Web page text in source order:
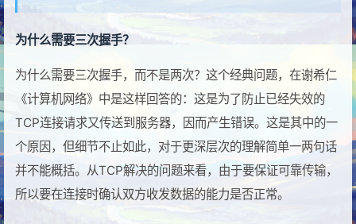
为什么需要三次握手？
为什么需要三次握手，而不是两次？这个经典问题，在谢希仁
《计算机网络》中是这样回答的：这是为了防止已经失效的
TCP连接请求又传送到服务器，因而产生错误。这是其中的一
个原因，但细节不止如此，对于更深层次的理解简单一两句话
并不能概括。从TCP解决的问题来看，由于要保证可靠传输，
所以要在连接时确认双方收发数据的能力是否正常。